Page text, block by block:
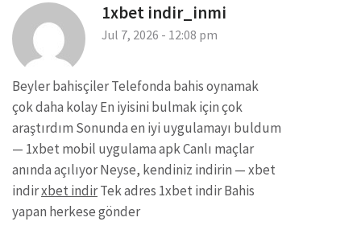
1xbet indir_inmi
Jul 7, 2026 - 12:08 pm
Beyler bahisçiler Telefonda bahis oynamak
çok daha kolay En iyisini bulmak için çok
araştırdım Sonunda en iyi uygulamayı buldum
— 1xbet mobil uygulama apk Canlı maçlar
anında açılıyor Neyse, kendiniz indirin — xbet
indirxbet indirTek adres 1xbet indir Bahis
yapan herkese gönder